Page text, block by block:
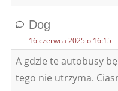
Dog
16 czerwca 2025 o 16:15
A gdzie te autobusy
tego nie utrzyma.